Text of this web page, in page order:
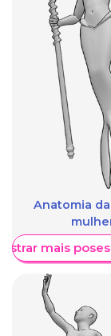
Anatomia
mais poses